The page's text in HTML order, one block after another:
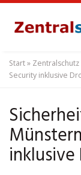
content
Start»
Security inklusive